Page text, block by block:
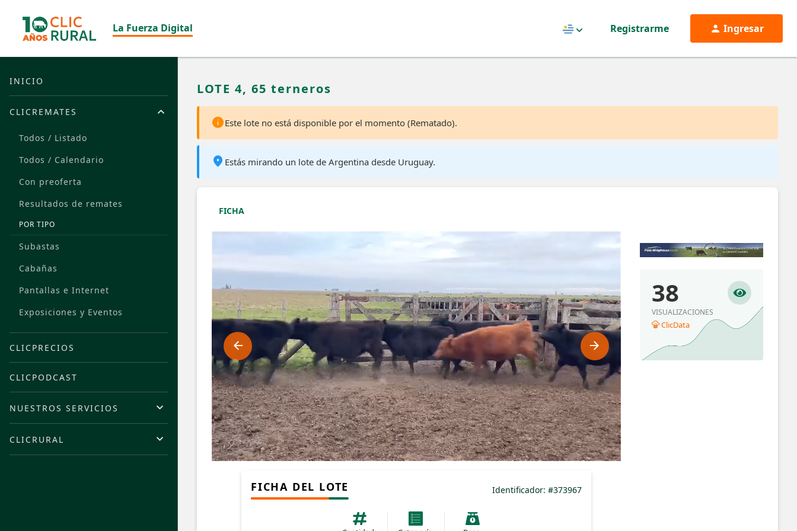
La Fuerza Digital
Uruguay
Registrarme Ingresar
INICIO
CLICREMATES
Todos / Listado
Todos / Calendario
Con preoferta
Resultados de remates
POR TIPO
Subastas
Cabañas
Pantallas e Internet
Exposiciones y Eventos
CLICPRECIOS
CLICPODCAST
NUESTROS SERVICIOS
CLICRURAL
LOTE 4, 65 terneros
Este lote no está disponible por el momento (Rematado).
Estás mirando un lote de Argentina desde Uruguay.
FICHA
FICHA DEL LOTE Identificador: #373967
38
VISUALIZACIONES
ClicData